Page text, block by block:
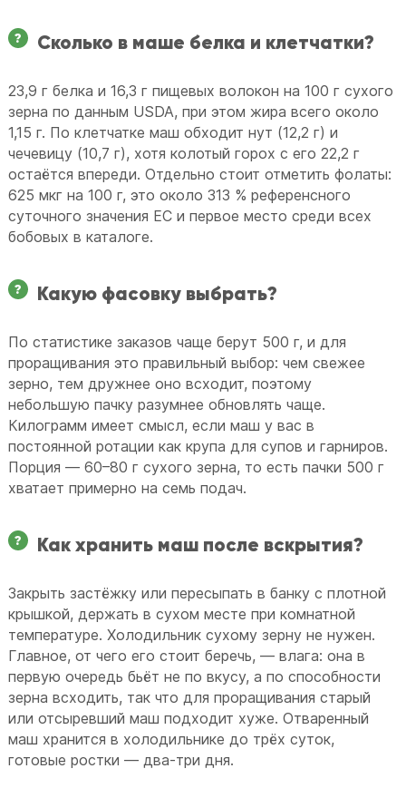
Сколько в маше белка и клетчатки?
23,9 г белка и 16,3 г пищевых волокон на 100 г сухого
зерна по данным USDA, при этом жира всего около
1,15 г. По клетчатке маш обходит нут (12,2 г) и
чечевицу (10,7 г), хотя колотый горох с его 22,2 г
остаётся впереди. Отдельно стоит отметить фолаты:
625 мкг на 100 г, это около 313 % референсного
суточного значения ЕС и первое место среди всех
бобовых в каталоге.
Какую фасовку выбрать?
По статистике заказов чаще берут 500 г, и для
проращивания это правильный выбор: чем свежее
зерно, тем дружнее оно всходит, поэтому
небольшую пачку разумнее обновлять чаще.
Килограмм имеет смысл, если маш у вас в
постоянной ротации как крупа для супов и гарниров.
Порция — 60–80 г сухого зерна, то есть пачки 500 г
хватает примерно на семь подач.
Как хранить маш после вскрытия?
Закрыть застёжку или пересыпать в банку с плотной
крышкой, держать в сухом месте при комнатной
температуре. Холодильник сухому зерну не нужен.
Главное, от чего его стоит беречь, — влага: она в
первую очередь бьёт не по вкусу, а по способности
зерна всходить, так что для проращивания старый
или отсыревший маш подходит хуже. Отваренный
маш хранится в холодильнике до трёх суток,
готовые ростки — два-три дня.